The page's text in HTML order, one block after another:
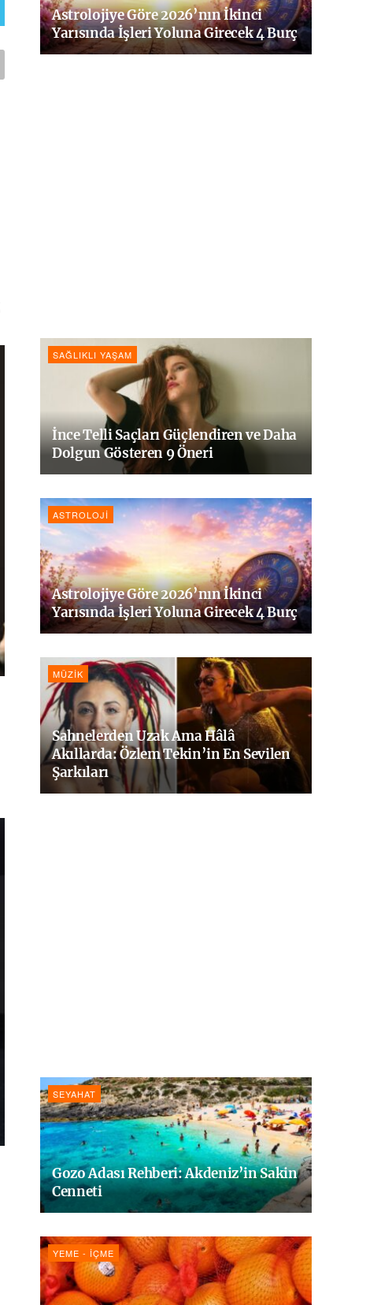
Astrolojiye Göre 2026’nın İkinci
Yarısında İşleri Yoluna Girecek 4 Burç
SAĞLIKLI YAŞAM
İnce Telli Saçları Güçlendiren ve Daha
Dolgun Gösteren 9 Öneri
ASTROLOJI
Astrolojiye Göre 2026’nın İkinci
Yarısında İşleri Yoluna Girecek 4 Burç
MÜZIK
Sahnelerden Uzak Ama Hâlâ
Akıllarda: Özlem Tekin’in En Sevilen
Şarkıları
SEYAHAT
Gozo Adası Rehberi: Akdeniz’in Sakin
Cenneti
YEME - İÇME